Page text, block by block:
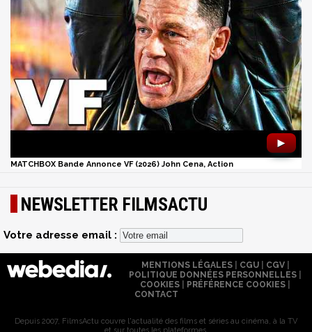
►
MATCHBOX Bande Annonce VF (2026) John Cena, Action
NEWSLETTER FILMSACTU
Votre adresse email :
MENTIONS LÉGALES| CGU| CGV|
POLITIQUE DONNÉES PERSONNELLES
COOKIES
PRÉFÉRENCE COOKIES
CONTACT
Depuis 2007, FilmsActu couvre l'actualité des films et séries au cinéma, à la TV